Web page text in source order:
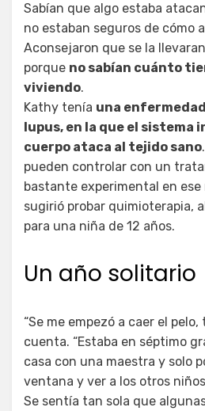
Sabían que algo estaba
no estaban seguros de cómo
Aconsejaron que se la
porque no sabían cuánto
viviendo.
Kathy tenía una
lupus, en la que el sistema
cuerpo ataca al tejido sano
pueden controlar con un
bastante experimental en
sugirió probar quimioterapia,
para una niña de 12 años.
Un año solitario
“Se me empezó a caer el
cuenta. “Estaba en séptimo
casa con una maestra y solo
ventana y ver a los otros
Se sentía tan sola que